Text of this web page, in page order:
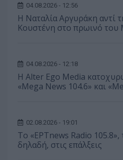
04.08.2026 - 12:56
Η Ναταλία Αργυράκη αντί
Κουστένη στο πρωινό του
04.08.2026 - 12:18
Η Alter Ego Media
«Mega News 104.6» και
02.08.2026 - 19:01
Το «ΕΡΤnews Radio
δηλαδή, στις επάλξεις